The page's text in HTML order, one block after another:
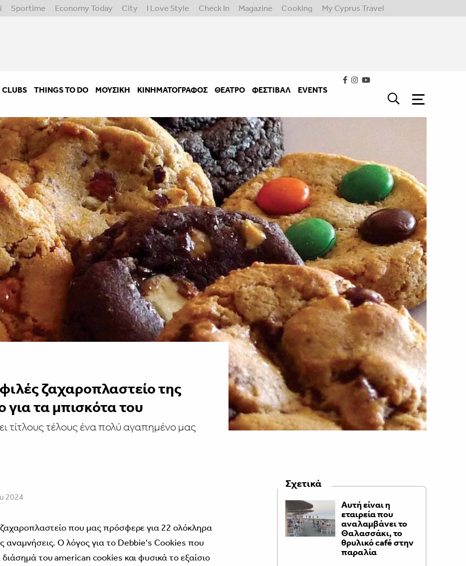
Sportime Economy Today City I Love Style Check In Magazine Cooking My Cyprus Travel
CLUBS THINGS TO DO ΜΟΥΣΙΚΉ ΚΙΝΗΜΑΤΟΓΡΆΦΟΣ ΘΈΑΤΡΟ ΦΕΣΤΙΒΑΛ
EVENTS
ζαχαροπλαστείο της
τα μπισκότα του
τίτλους τέλους ένα πολύ αγαπημένο μας
2024
ζαχαροπλαστείο που μας πρόσφερε για 22 ολόκληρα
αναμνήσεις. Ο λόγος για το Debbie's Cookies που
του american cookies και φυσικά το εξαίσιο
Σχετικά
Αυτή είναι η
εταιρεία που
αναλαμβάνει το
Θαλασσάκι, το
θρυλικό café στην
παραλία